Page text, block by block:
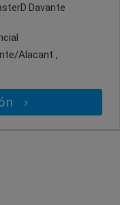
Davante
Alacant ,